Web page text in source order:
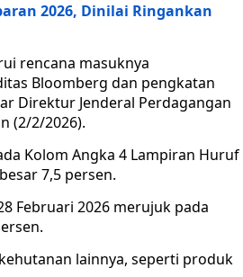
2026, Dinilai Ringankan
rencana masuknya
Bloomberg dan pengkatan
Direktur Jenderal Perdagangan
(2/2/2026).
Kolom Angka 4 Lampiran Huruf
7,5 persen.
Februari 2026 merujuk pada
lainnya, seperti produk